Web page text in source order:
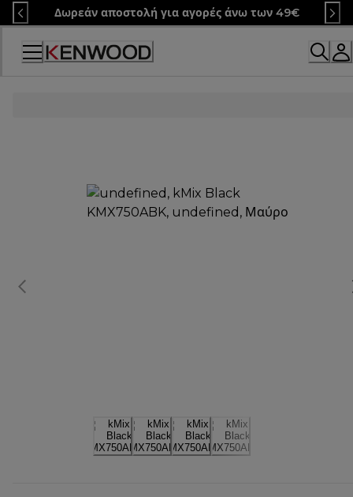
Skip
to
Content
Δωρεάν αποστολή για αγορές άνω των 49€